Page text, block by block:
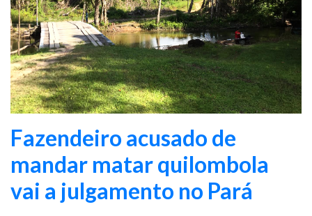
Fazendeiro acusado de
mandar matar quilombola
vai a julgamento no Pará